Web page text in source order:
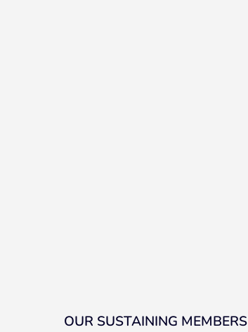
OUR SUSTAINING MEMBERS